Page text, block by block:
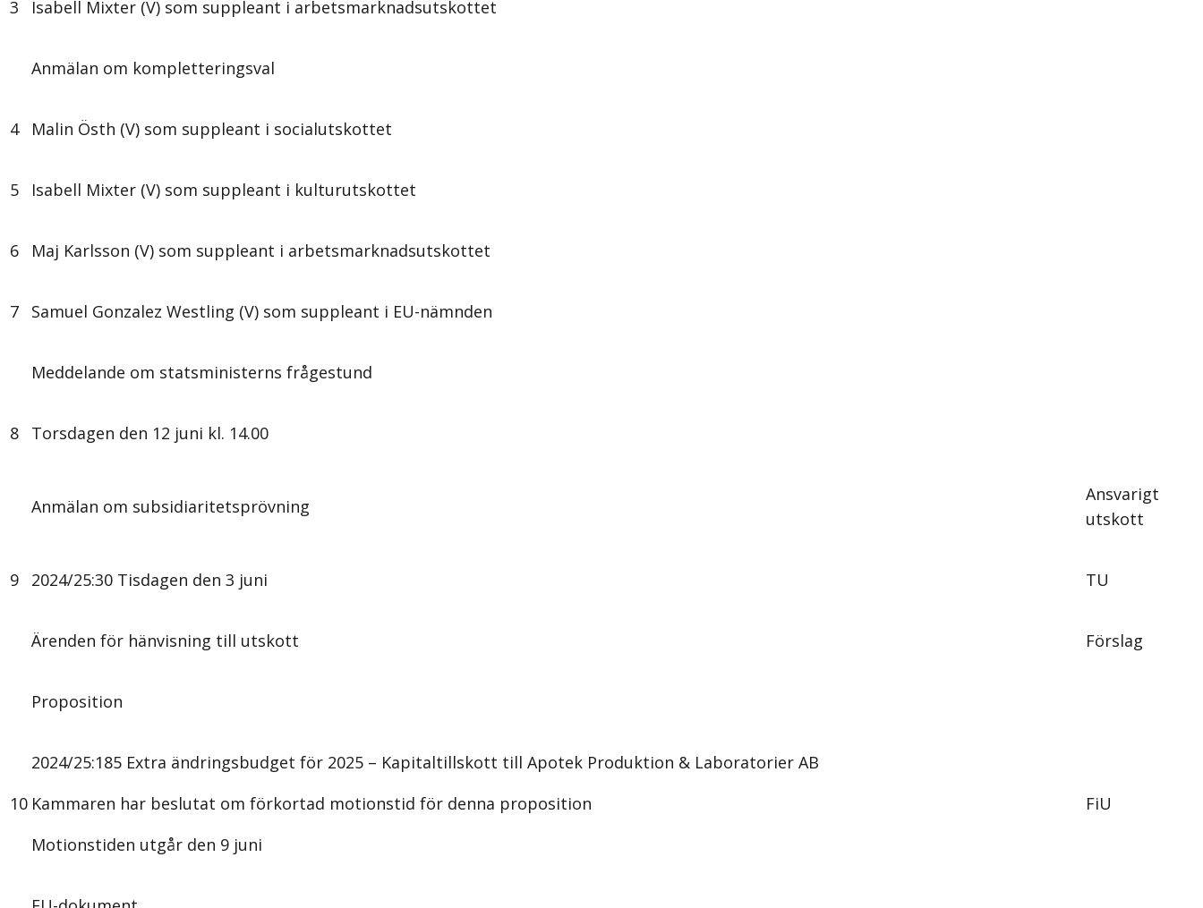
3 Isabell Mixter (V) som suppleant i arbetsmarknadsutskottet
Anmälan om kompletteringsval
4 Malin Östh (V) som suppleant i socialutskottet
5 Isabell Mixter (V) som suppleant i kulturutskottet
6 Maj Karlsson (V) som suppleant i arbetsmarknadsutskottet
7 Samuel Gonzalez Westling (V) som suppleant i EU-nämnden
Meddelande om statsministerns frågestund
8 Torsdagen den 12 juni kl. 14.00
Anmälan om subsidiaritetsprövning
Ansvarigt
utskott
9 2024/25:30 Tisdagen den 3 juni TU
Ärenden för hänvisning till utskott Förslag
Proposition
10
2024/25:185 Extra ändringsbudget för 2025 – Kapitaltillskott till Apotek Produktion & Laboratorier AB
Kammaren har beslutat om förkortad motionstid för denna proposition
Motionstiden utgår den 9 juni
FiU